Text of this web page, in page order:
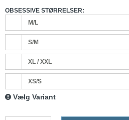
OBSESSIVE STØRRELSER:
M/L
S/M
XL / XXL
XS/S
Vælg Variant